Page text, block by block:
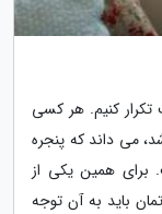
تکرار کنیم. هر کسی
می داند که پنجره
برای همین یکی از
باید به آن توجه